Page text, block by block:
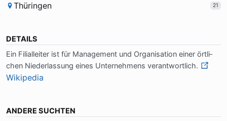
Thüringen 21
DETAILS
Ein Fi­li­al­lei­ter ist für Ma­na­ge­ment und Or­ga­ni­sa­ti­on ei­ner ört­li­
chen Nie­der­las­sung ei­nes Un­ter­neh­mens ver­ant­wort­lich.
Wikipedia
ANDERE SUCHTEN